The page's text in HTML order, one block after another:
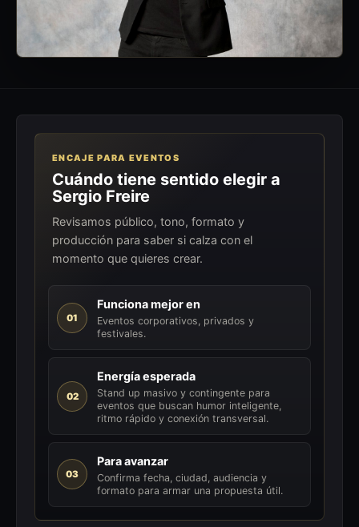
ENCAJE PARA EVENTOS
Cuándo tiene sentido elegir a
Sergio Freire
Revisamos público, tono, formato y
producción para saber si calza con el
momento que quieres crear.
01
Funciona mejor en
Eventos corporativos, privados y
festivales.
02
Energía esperada
Stand up masivo y contingente para
eventos que buscan humor inteligente,
ritmo rápido y conexión transversal.
03
Para avanzar
Confirma fecha, ciudad, audiencia y
formato para armar una propuesta útil.